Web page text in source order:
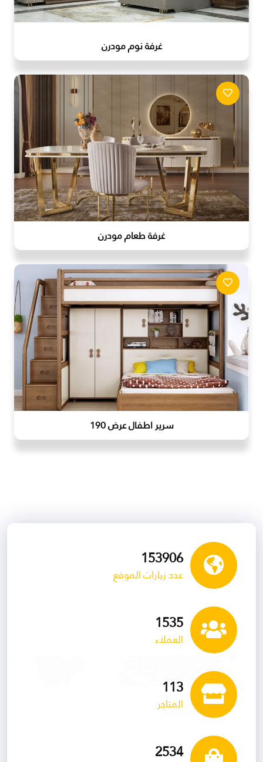
غرفة نوم مودرن
غرفة طعام مودرن
سرير اطفال عرض 190
153906
عدد زيارات الموقع
1535
العملاء
113
المتاجر
2534